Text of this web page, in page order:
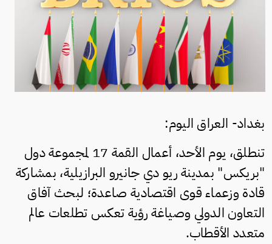
بغداد- العراق اليوم:
تنطلق، يوم الأحد، أعمال القمة 17 لمجموعة دول
"بريكس" بمدينة ريو دي جانيرو البرازيلية، بمشاركة
قادة وزعماء قوى اقتصادية صاعدة؛ لبحث آفاق
التعاون الدولي وصياغة رؤية تعكس تطلعات عالم
متعدد الأقطاب.